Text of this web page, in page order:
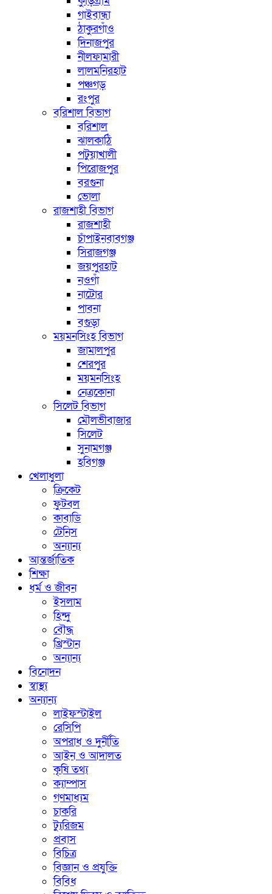
গাইবান্ধা
ঠাকুরগাঁও
দিনাজপুর
নীলফামারী
লালমনিরহাট
পঞ্চগড়
রংপুর
বরিশাল বিভাগ
বরিশাল
ঝালকাঠি
পটুয়াখালী
পিরোজপুর
বরগুনা
ভোলা
রাজশাহী বিভাগ
রাজশাহী
চাঁপাইনবাবগঞ্জ
সিরাজগঞ্জ
জয়পুরহাট
নওগাঁ
নাটোর
পাবনা
বগুড়া
ময়মনসিংহ বিভাগ
জামালপুর
শেরপুর
ময়মনসিংহ
নেত্রকোনা
সিলেট বিভাগ
মৌলভীবাজার
সিলেট
সুনামগঞ্জ
হবিগঞ্জ
খেলাধুলা
ক্রিকেট
ফুটবল
কাবাডি
টেনিস
অন্যান্য
আন্তর্জাতিক
শিক্ষা
ধর্ম ও জীবন
ইসলাম
হিন্দু
বৌদ্ধ
খ্রিস্টান
অন্যান্য
বিনোদন
স্বাস্থ্য
অন্যান্য
লাইফস্টাইল
রেসিপি
অপরাধ ও দুর্নীতি
আইন ও আদালত
কৃষি তথ্য
ক্যাম্পাস
গণমাধ্যম
চাকরি
ট্যুরিজম
প্রবাস
বিচিত্র
বিজ্ঞান ও প্রযুক্তি
বিবিধ